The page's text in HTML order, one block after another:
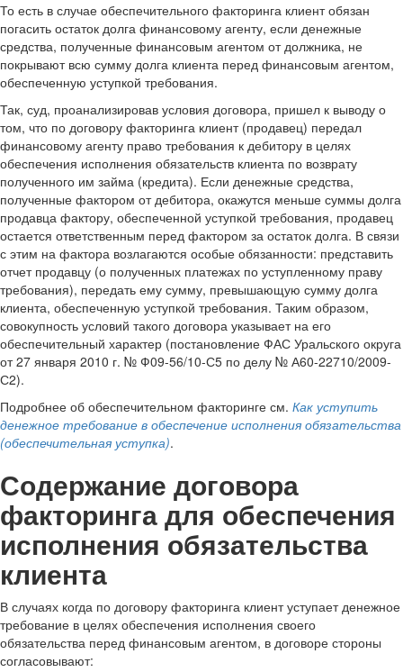
То есть в случае обеспечительного факторинга клиент обязан
погасить остаток долга финансовому агенту, если денежные
средства, полученные финансовым агентом от должника, не
покрывают всю сумму долга клиента перед финансовым агентом,
обеспеченную уступкой требования.
Так, суд, проанализировав условия договора, пришел к выводу о
том, что по договору факторинга клиент (продавец) передал
финансовому агенту право требования к дебитору в целях
обеспечения исполнения обязательств клиента по возврату
полученного им займа (кредита). Если денежные средства,
полученные фактором от дебитора, окажутся меньше суммы долга
продавца фактору, обеспеченной уступкой требования, продавец
остается ответственным перед фактором за остаток долга. В связи
с этим на фактора возлагаются особые обязанности: представить
отчет продавцу (о полученных платежах по уступленному праву
требования), передать ему сумму, превышающую сумму долга
клиента, обеспеченную уступкой требования. Таким образом,
совокупность условий такого договора указывает на его
обеспечительный характер (постановление ФАС Уральского округа
от 27 января 2010 г. № Ф09-56/10-С5 по делу № А60-22710/2009-
С2).
Подробнее об обеспечительном факторинге см. Как уступить
денежное требование в обеспечение исполнения обязательства
(обеспечительная уступка).
Содержание договора
факторинга для обеспечения
исполнения обязательства
клиента
В случаях когда по договору факторинга клиент уступает денежное
требование в целях обеспечения исполнения своего
обязательства перед финансовым агентом, в договоре стороны
согласовывают: